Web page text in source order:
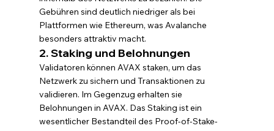
Gebühren sind deutlich niedriger als bei
Plattformen wie Ethereum, was Avalanche
besonders attraktiv macht.
2. Staking und Belohnungen
Validatoren können AVAX staken, um das
Netzwerk zu sichern und Transaktionen zu
validieren. Im Gegenzug erhalten sie
Belohnungen in AVAX. Das Staking ist ein
wesentlicher Bestandteil des Proof-of-Stake-